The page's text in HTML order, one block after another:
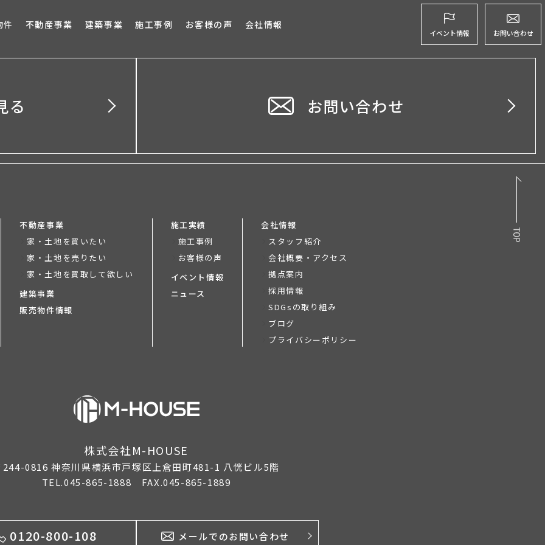
件 不動産事業 建築事業 施工事例 お客様の声 会社情報
イベント情報 お問い合わせ
る お問い合わせ
不動産事業
家・土地を買いたい
家・土地を売りたい
家・土地を買取して欲しい
建築事業
販売物件情報
施工実績
施工事例
お客様の声
イベント情報
ニュース
会社情報
スタッフ紹介
会社概要・アクセス
拠点案内
採用情報
SDGsの取り組み
ブログ
プライバシーポリシー
株式会社M-HOUSE
244-0816 神奈川県横浜市戸塚区上倉田町481-1 八恍ビル5階
TEL.045-865-1888 FAX.045-865-1889
0120-800-108 メールでのお問い合わせ